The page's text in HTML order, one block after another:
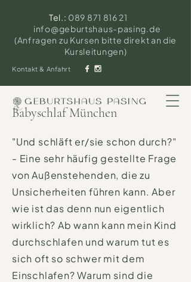
Tel.: 089 871 816 21
info@geburtshaus-pasing.de
(Anfragen zu Kursen bitte direkt an die
Kursleitungen)
Kontakt & Anfahrt
Babyschlaf München
"Und schläft er/sie schon durch?"
- Eine sehr häufig gestellte Frage
von Außenstehenden, die zu
Unsicherheiten führen kann. Aber
wie ist das denn nun eigentlich
wirklich? Ab wann kann mein Kind
durchschlafen und warum tut es
sich oft so schwer mit dem
Einschlafen? Warum sind die